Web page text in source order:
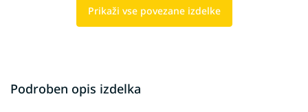
Prikaži vse povezane izdelke
Podroben opis izdelka